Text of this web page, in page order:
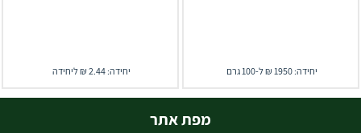
יחידה: 1950 ₪ ל-100 גרם יחידה: 2.44 ₪ ליחידה
מפת אתר